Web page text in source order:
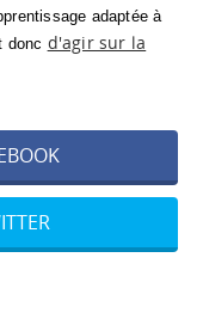
adaptée à
donc d'agir sur la